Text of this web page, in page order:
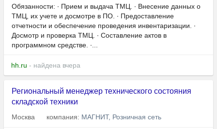
Обязанности: ∙ Прием и выдача ТМЦ. ∙ Внесение данных о
ТМЦ, их учете и досмотре в ПО. ∙ Предоставление
отчетности и обеспечение проведения инвентаризации. ∙
Досмотр и проверка ТМЦ. ∙ Составление актов в
программном средстве. ∙...
hh.ru - найдена вчера
Региональный менеджер технического состояния
складской техники
Москва компания: МАГНИТ, Розничная сеть